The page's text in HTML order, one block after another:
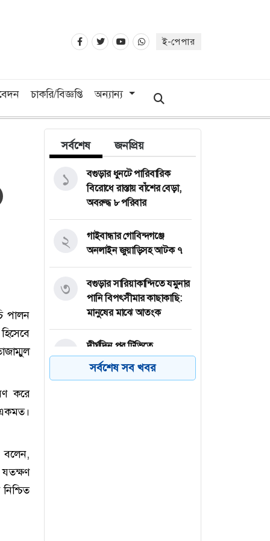
ই-পেপার
চাকরি/বিজ্ঞপ্তি অন্যান্য
পালন
করে
বলেন,
সর্বশেষ জনপ্রিয়
বগুড়ার ধুনটে পারিবারিক
বিরোধে রাস্তায় বাঁশের বেড়া,
অবরুদ্ধ ৮ পরিবার
১
গাইবান্ধার গোবিন্দগঞ্জে
অনলাইন জুয়াড়িসহ আটক ৭
২
বগুড়ার সারিয়াকান্দিতে যমুনার
পানি বিপৎসীমার কাছাকাছি:
মানুষের মাঝে আতংক
৩
দীর্ঘদিন পর টিভিতে
উপস্থাপনায় আরজুমান্দ আরা
বকুল
৪
সর্বশেষ সব খবর